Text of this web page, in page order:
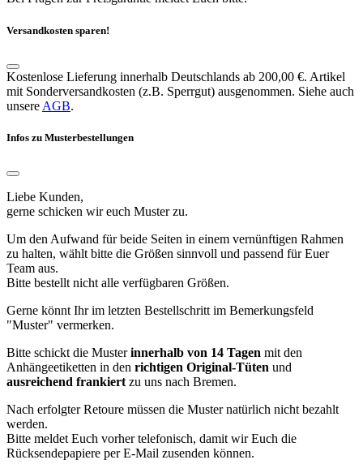
Versandkosten sparen!
Kostenlose Lieferung innerhalb Deutschlands ab 200,00 €. Artikel
mit Sonderversandkosten (z.B. Sperrgut) ausgenommen. Siehe auch
unsere AGB.
Infos zu Musterbestellungen
Liebe Kunden,
gerne schicken wir euch Muster zu.
Um den Aufwand für beide Seiten in einem vernünftigen Rahmen
zu halten, wählt bitte die Größen sinnvoll und passend für Euer
Team aus.
Bitte bestellt nicht alle verfügbaren Größen.
Gerne könnt Ihr im letzten Bestellschritt im Bemerkungsfeld
"Muster" vermerken.
Bitte schickt die Musterinnerhalb von 14 Tagen mit den
Anhängeetiketten in den richtigen Original-Tüten und
ausreichend frankiert zu uns nach Bremen.
Nach erfolgter Retoure müssen die Muster natürlich nicht bezahlt
werden.
Bitte meldet Euch vorher telefonisch, damit wir Euch die
Rücksendepapiere per E-Mail zusenden können.